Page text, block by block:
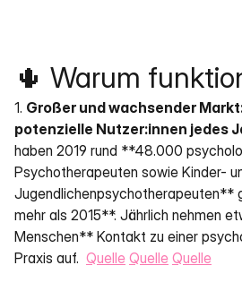
🌵 Warum
1. Großer und wachsender
potenzielle Nutzer:innen jedes
haben 2019 rund **48.000
Psychotherapeuten sowie Kinder-
Jugendlichenpsychotherapeuten**
mehr als 2015**. Jährlich nehmen
Menschen** Kontakt zu einer
Praxis auf. Quelle Quelle Quelle